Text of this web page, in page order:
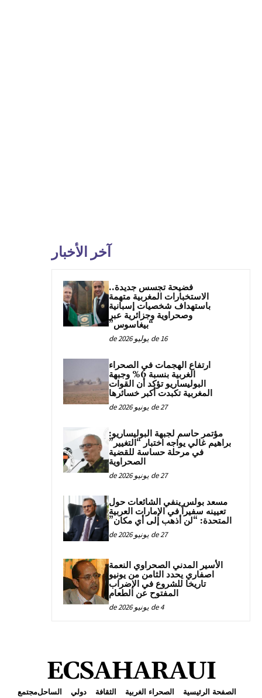
آخر الأخبار
فضيحة تجسس جديدة..
الاستخبارات المغربية متهمة
باستهداف شخصيات إسبانية
وصحراوية وجزائرية عبر
“بيغاسوس”
16 de يوليو de 2026
ارتفاع الهجمات في الصحراء
الغربية بنسبة 6% وجبهة
البوليساريو تؤكد أن القوات
المغربية تكبدت أكبر خسائرها
27 de يونيو de 2026
مؤتمر حاسم لجبهة البوليساريو:
براهيم غالي يواجه اختبار “التغيير”
في مرحلة حساسة للقضية
الصحراوية
27 de يونيو de 2026
مسعد بولس ينفي الشائعات حول
تعيينه سفيراً في الإمارات العربية
المتحدة: “لن أذهب إلى أي مكان”
27 de يونيو de 2026
الأسير المدني الصحراوي النعمة
اصفاري يحدد الثامن من يونيو
تاريخا للشروع في الإضراب
المفتوح عن الطعام
4 de يونيو de 2026
ECSAHARAUI
الصفحة الرئيسية الصحراء الغربية الثقافة دولي الساحلمجتمع